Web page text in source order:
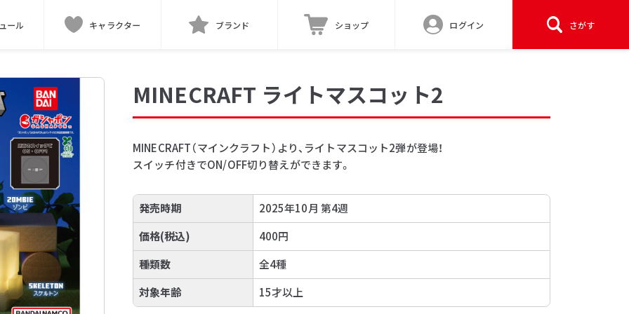
ール キャラクター ブランド ショップ ログイン さがす
MINECRAFT ライトマスコット2
MINECRAFT（マインクラフト）より、ライトマスコット2弾が登場！
スイッチ付きでON/OFF切り替えができます。
発売時期
2025年10月 第4週
価格(税込)
400円
種類数
全4種
対象年齢
15才以上